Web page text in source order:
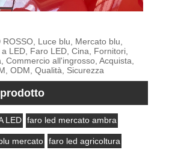
Luce blu, Mercato blu,
LED, Faro LED, Cina, Fornitori,
Commercio all'ingrosso, Acquista,
ODM, Qualità, Sicurezza
LED faro led mercato ambra
mercato faro led agricoltura